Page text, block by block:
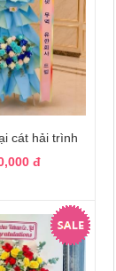
cát hải trình
đ